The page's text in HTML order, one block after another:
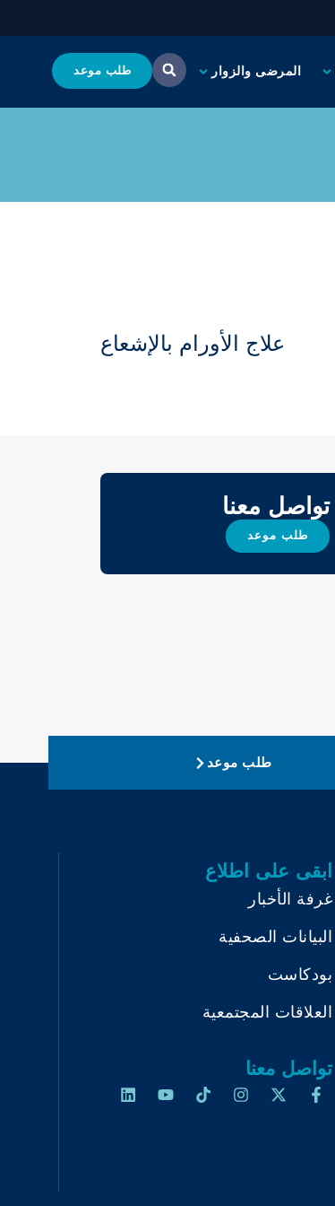
المرضى والزوار طلب موعد
علاج الأورام بالإشعاع
تواصل معنا
طلب موعد
طلب موعد
ابقى على اطلاع
غرفة الأخبار
البيانات الصحفية
بودكاست
العلاقات المجتمعية
تواصل معنا